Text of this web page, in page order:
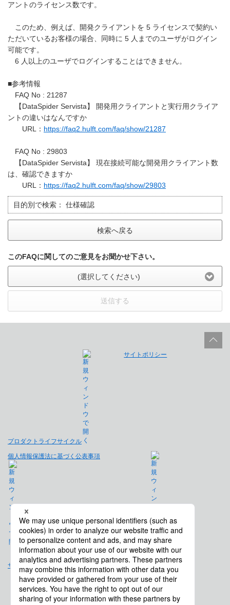
アントのライセンス数です。
このため、例えば、開発クライアントを 5 ライセンスで契約い
ただいているお客様の場合、同時に 5 人までのユーザがログイン
可能です。
6 人以上のユーザでログインすることはできません。
■参考情報
FAQ No : 21287
【DataSpider Servista】 開発用クライアントと実行用クライア
ントの違いはなんですか
URL： https://faq2.hulft.com/faq/show/21287
FAQ No : 29803
【DataSpider Servista】 現在接続可能な開発用クライアント数
は、確認できますか
URL： https://faq2.hulft.com/faq/show/29803
目的別で検索： 仕様確認
検索へ戻る
このFAQに関してのご意見をお聞かせ下さい。
(選択してください)
送信する
プロダクトライフサイクル
サイトポリシー
個人情報保護法に基づく公表事項
免責事項
サイトマップ